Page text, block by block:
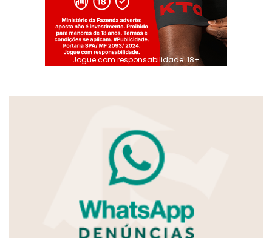
Jogue com responsabilidade. 18+